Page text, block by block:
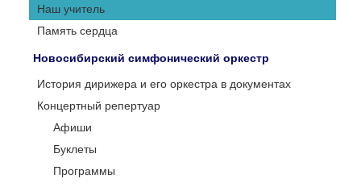
Наш учитель
Память сердца
Новосибирский симфонический оркестр
История дирижера и его оркестра в документах
Концертный репертуар
Афиши
Буклеты
Программы